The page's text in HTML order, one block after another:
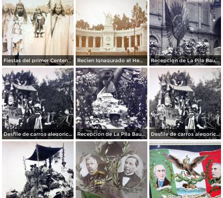
Fiestas del primer Centenario ( 1910 ) Sacerdotes Aztecas por el fotografo Felix Miret. Recien Ignagurado el Hemiciclo a Juarez en las Fiestas del Centenario ( Sep-1910 ) Recepcion de La Pila Bautismal de M Hidalgo Fiestas del Centenario ( Sep-1910 ) por el Fotógrafo Fernando Kososky.
Desfile de carros alegoricos Fiestas del Centenario ( Sep-1910 ) por el Fotógrafo Fernando Kososky. Recepcion de La Pila Bautismal de Hidalgo Fiestas del Centenario ( Sep-1910 ) por el Fotógrafo Fernando Kososky. Desfile de carros alegoricos Fiestas del Centenario ( Sep-1910 ) por el Fotógrafo Fernando Kososky.